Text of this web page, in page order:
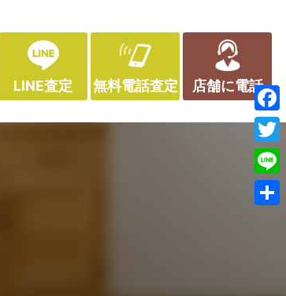
LINE査定 無料電話査定 店舗に電話
Line